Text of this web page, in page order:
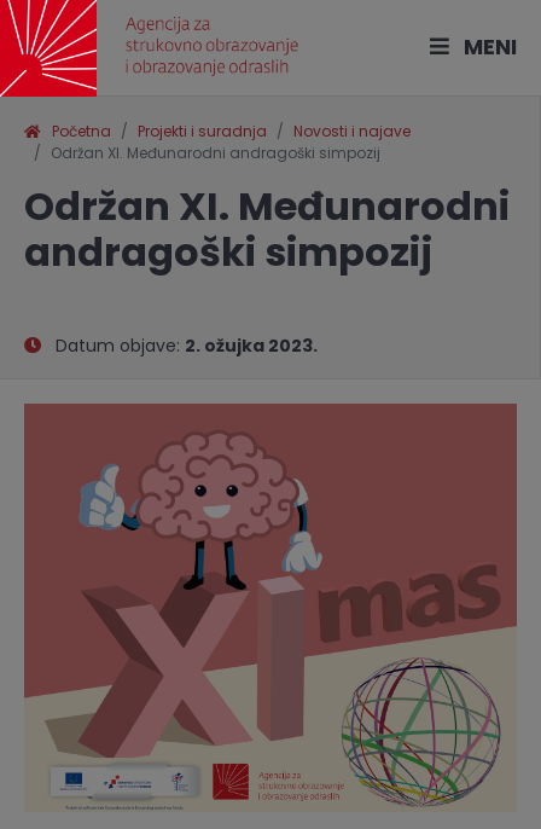
MENI
Početna Projekti i suradnja
Novosti i najave
Održan XI. Međunarodni andragoški simpozij
Održan XI. Međunarodni
andragoški simpozij
Datum objave: 2. ožujka 2023.